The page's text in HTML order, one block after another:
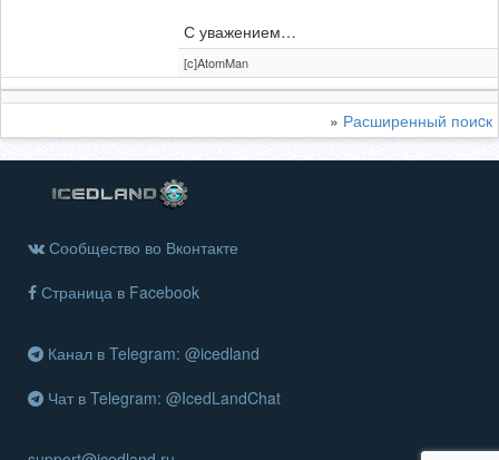
С уважением…
[c]AtomMan
» Расширенный поиcк
Сообщество во Вконтакте
Страница в Facebook
Канал в Telegram: @icedland
Чат в Telegram: @IcedLandChat